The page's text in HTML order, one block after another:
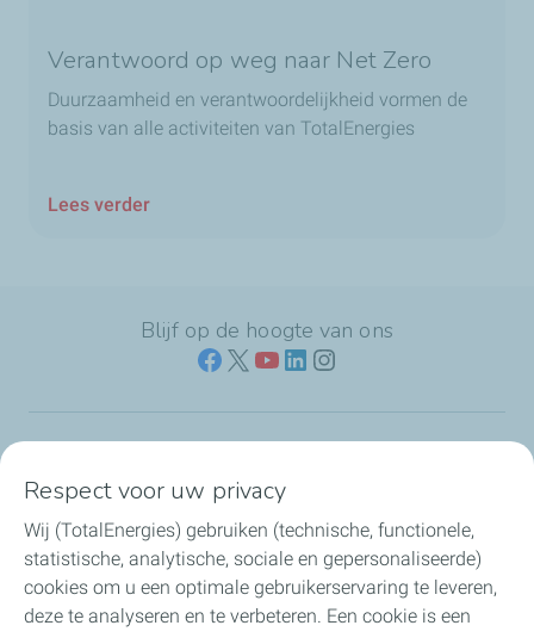
Verantwoord op weg naar Net Zero
Duurzaamheid en verantwoordelijkheid vormen de
basis van alle activiteiten van TotalEnergies
Lees verder
Blijf op de hoogte van ons
Producten & services
Koolstofarme brandstoffen
Respect voor uw privacy
Wij (TotalEnergies) gebruiken (technische, functionele,
statistische, analytische, sociale en gepersonaliseerde)
cookies om u een optimale gebruikerservaring te leveren,
deze te analyseren en te verbeteren. Een cookie is een